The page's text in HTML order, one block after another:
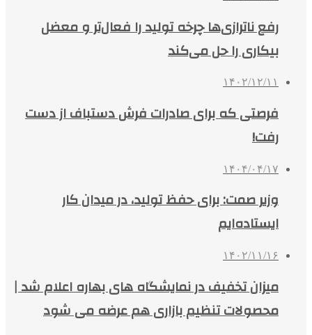
رفع ناترازی‌ها چرخه تولید را فعال‌تر و معضل
بیکاری را حل می‌کند
۱۴۰۲/۱۲/۱۱
فرصتی که برای صادرات فرش دستباف از دست
رفت!
۱۴۰۴/۰۴/۱۷
وزیر صمت: برای حفظ تولید، در میدان کار
ایستاده‌ایم
۱۴۰۲/۱۱/۱۶
میزان تخفیف در نمایشگاه‌ های بهاره اعلام شد |
محصولات تنظیم بازاری هم عرضه می شود